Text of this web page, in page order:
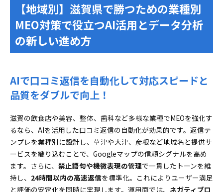
【地域別】滋賀県で勝つための業種別
MEO対策で役立つAI活用とデータ分析
の新しい進め方
AIで口コミ返信を自動化して対応スピードと
品質をダブルで向上！
滋賀の飲食店や美容、整体、歯科など多様な業種でMEOを強化す
るなら、AIを活用した口コミ返信の自動化が効果的です。返信テ
ンプレを業種別に設計し、草津や大津、彦根など地域名と提供サ
ービスを織り込むことで、Googleマップの信頼シグナルを高め
ます。さらに、 禁止語句や機微表現の管理で一貫したトーンを維
持し、 24時間以内の高速返信を標準化。これによりユーザー満足
と評価の安定化を同時に実現します。運用面では、 ネガティブ口